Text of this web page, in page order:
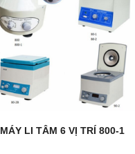
MÁY LI TÂM 6 VỊ TRÍ 800-1